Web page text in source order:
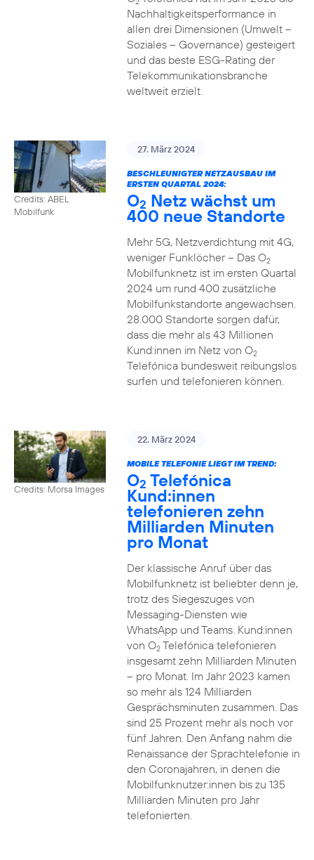
Nachhaltigkeitsperformance in
allen drei Dimensionen (Umwelt –
Soziales – Governance) gesteigert
und das beste ESG-Rating der
Telekommunikationsbranche
weltweit erzielt.
Credits: ABEL
Mobilfunk
27. März 2024
BESCHLEUNIGTER NETZAUSBAU IM
ERSTEN QUARTAL 2024:
O2 Netz wächst um
400 neue Standorte
Mehr 5G, Netzverdichtung mit 4G,
weniger Funklöcher – Das O2
Mobilfunknetz ist im ersten Quartal
2024 um rund 400 zusätzliche
Mobilfunkstandorte angewachsen.
28.000 Standorte sorgen dafür,
dass die mehr als 43 Millionen
Kund:innen im Netz von O2
Telefónica bundesweit reibungslos
surfen und telefonieren können.
Credits: Morsa Images
22. März 2024
MOBILE TELEFONIE LIEGT IM TREND:
O2 Telefónica
Kund:innen
telefonieren zehn
Milliarden Minuten
pro Monat
Der klassische Anruf über das
Mobilfunknetz ist beliebter denn je,
trotz des Siegeszuges von
Messaging-Diensten wie
WhatsApp und Teams. Kund:innen
von O2Telefónica telefonieren
insgesamt zehn Milliarden Minuten
– pro Monat. Im Jahr 2023 kamen
so mehr als 124 Milliarden
Gesprächsminuten zusammen. Das
sind 25 Prozent mehr als noch vor
fünf Jahren. Den Anfang nahm die
Renaissance der Sprachtelefonie in
den Coronajahren, in denen die
Mobilfunknutzer:innen bis zu 135
Milliarden Minuten pro Jahr
telefonierten.